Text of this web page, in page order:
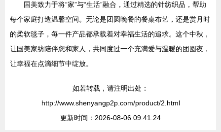
国美致力于将“家”与“生活”融合，通过精选的针纺织品，帮助
每个家庭打造温馨空间。无论是团圆晚餐的餐桌布艺，还是赏月时
的柔软毯子，每一件产品都承载着对幸福生活的追求。这个中秋，
让国美家纺陪伴您和家人，共同度过一个充满爱与温暖的团圆夜，
让幸福在点滴细节中绽放。
如若转载，请注明出处：
http://www.shenyangp2p.com/product/2.html
更新时间：2026-08-06 09:41:24